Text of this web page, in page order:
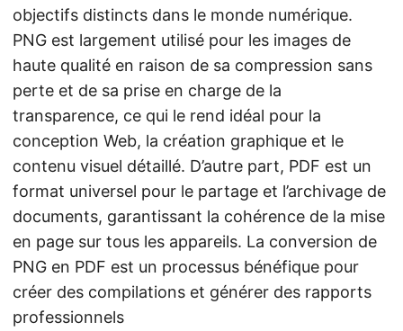
objectifs distincts dans le monde numérique.
PNG est largement utilisé pour les images de
haute qualité en raison de sa compression sans
perte et de sa prise en charge de la
transparence, ce qui le rend idéal pour la
conception Web, la création graphique et le
contenu visuel détaillé. D’autre part, PDF est un
format universel pour le partage et l’archivage de
documents, garantissant la cohérence de la mise
en page sur tous les appareils. La conversion de
PNG en PDF est un processus bénéfique pour
créer des compilations et générer des rapports
professionnels